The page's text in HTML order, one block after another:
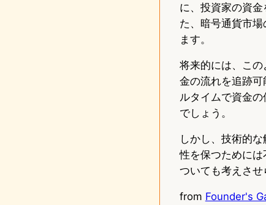
に、投資家の資
た、暗号通貨市
ます。
将来的には、こ
金の流れを追跡
ルタイムで資金
でしょう。
しかし、技術的
性を保つために
ついても考えさせ
from Founder's